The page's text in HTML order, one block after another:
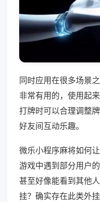
同时应用在很多场景
非常有用的，使用起
打牌时可以合理调整
好友间互动乐趣。
微乐小程序麻将如何
游戏中遇到部分用户
甚至好像能看到其他
挂？确实存在此类外